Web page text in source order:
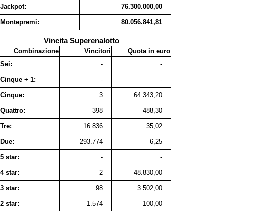
Jackpot: 76.300.000,00
Montepremi: 80.056.841,81
Vincita Superenalotto
Combinazione Vincitori
Quota in euro
Sei:
- -
Cinque + 1: - -
Cinque: 3 64.343,20
Quattro: 398 488,30
Tre: 16.836 35,02
Due: 293.774 6,25
5 star: - -
4 star: 2 48.830,00
3 star: 98 3.502,00
2 star: 1.574 100,00